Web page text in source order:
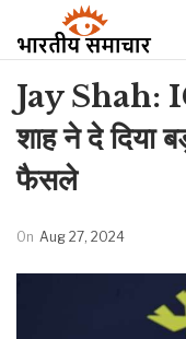
Jay Shah:
शाह ने दे दिया
फैसले
On Aug 27, 2024